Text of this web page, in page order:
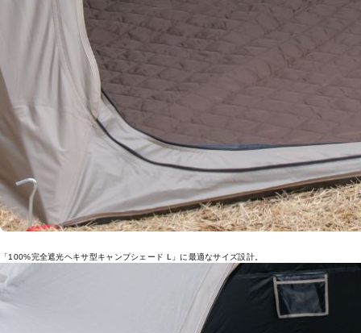
「100%完全遮光ヘキサ型キャンプシェード L」に最適なサイズ設計。